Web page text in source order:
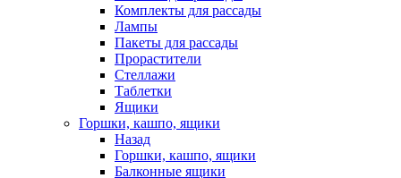
Комплекты для рассады
Лампы
Пакеты для рассады
Прорастители
Стеллажи
Таблетки
Ящики
Горшки, кашпо, ящики
Назад
Горшки, кашпо, ящики
Балконные ящики